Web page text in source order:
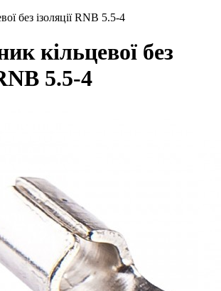
без ізоляції RNB 5.5-4
кільцевої без
5.5-4